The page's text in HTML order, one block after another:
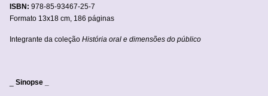
ISBN: 978-85-93467-25-7
Formato 13x18 cm, 186 páginas
Integrante da coleção História oral e dimensões do público
Sinopse _